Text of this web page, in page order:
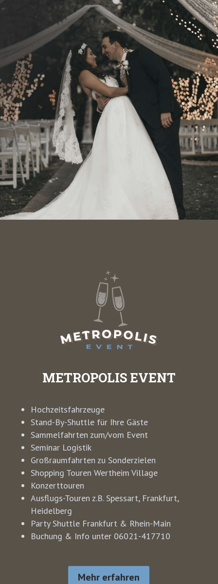
METROPOLISEVENT
Hochzeitsfahrzeuge
Stand-By-Shuttle für Ihre Gäste
Sammelfahrten zum/vom Event
Seminar Logistik
Großraumfahrten zu Sonderzielen
Shopping Touren Wertheim Village
Konzerttouren
Ausflugs-Touren z.B. Spessart, Frankfurt,
Heidelberg
Party Shuttle Frankfurt & Rhein-Main
Buchung & Info unter 06021-417710
Mehr erfahren